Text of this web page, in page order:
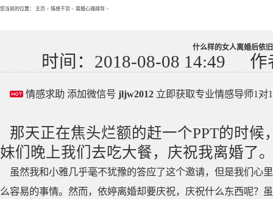
您当前的位置： 主页 > 情感干货 > 离婚心理疏导 >
什么样的女人离婚后依
时间：2018-08-08 14:49 作
情感求助 添加微信号 jljw2012 立即获取专业情感导师1对
那天正在焦头烂额的赶一个PPT的时
妹们晚上我们去吃大餐，庆祝我离婚了
虽然我和小雅几乎毫不犹豫的答应了这个邀请，但是我们心
么容易的事情。然而，依婷离婚却要庆祝，庆祝什么东西呢？